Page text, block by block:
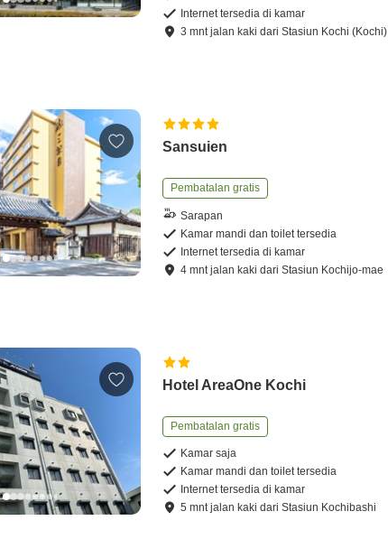
Internet tersedia di kamar
3 mntjalan kaki dariStasiun Kochi (Kochi)
Sansuien
Pembatalan gratis
Sarapan
Kamar mandi dan toilet tersedia
Internet tersedia di kamar
4 mntjalan kaki dariStasiun Kochijo-mae
Hotel AreaOne Kochi
Pembatalan gratis
Kamar saja
Kamar mandi dan toilet tersedia
Internet tersedia di kamar
5 mntjalan kaki dariStasiun Kochibashi